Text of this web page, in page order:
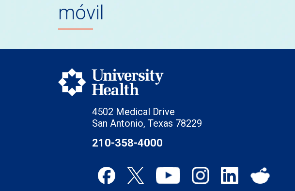
móvil
4502 Medical Drive
San Antonio, Texas 78229
210-358-4000